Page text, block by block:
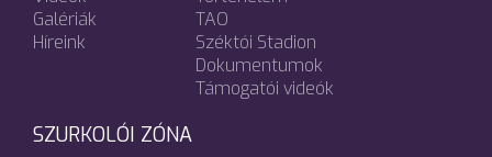
Galériák
Híreink
TAO
Széktói Stadion
Dokumentumok
Támogatói videók
SZURKOLÓI ZÓNA